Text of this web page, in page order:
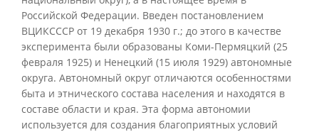
Российской Федерации. Введен постановлением
ВЦИКСССР от 19 декабря 1930 г.; до этого в качестве
эксперимента были образованы Коми-Пермяцкий (25
февраля 1925) и Ненецкий (15 июля 1929) автономные
округа. Автономный округ отличаются особенностями
быта и этнического состава населения и находятся в
составе области и края. Эта форма автономии
используется для создания благоприятных условий